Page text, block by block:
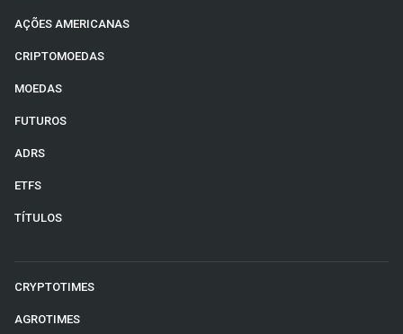
AÇÕES AMERICANAS
CRIPTOMOEDAS
MOEDAS
FUTUROS
ADRS
ETFS
TÍTULOS
CRYPTOTIMES
AGROTIMES